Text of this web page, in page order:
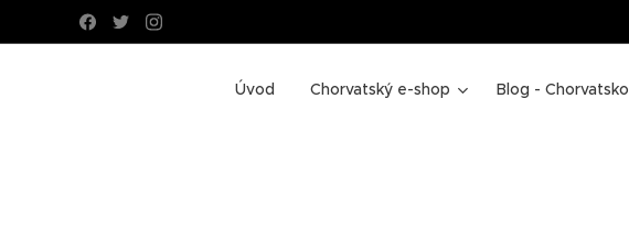
Úvod Chorvatský e-shop Blog - Chorvatsko